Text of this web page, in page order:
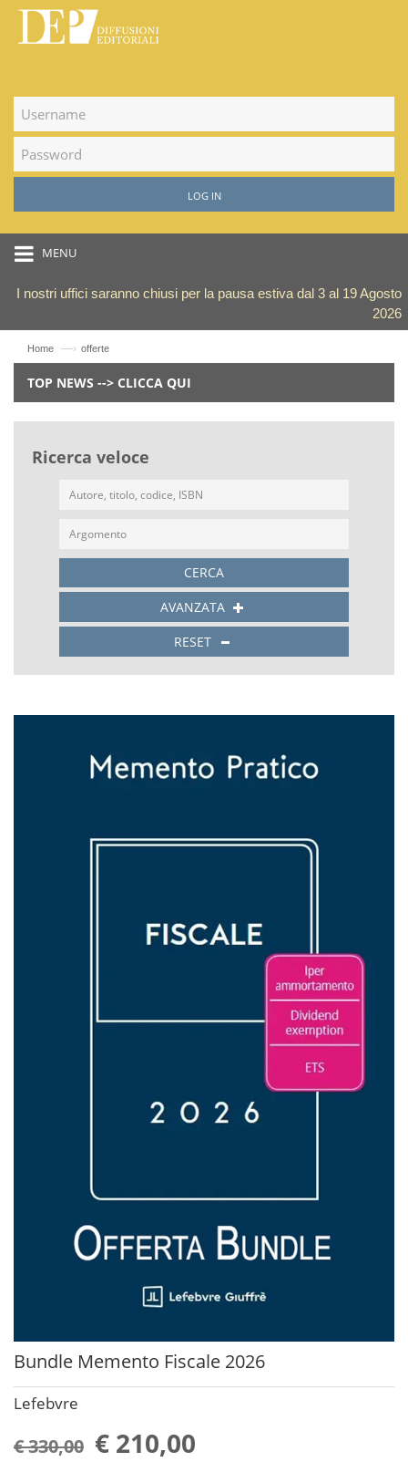
LOG IN
MENU
I nostri uffici saranno chiusi per la pausa estiva dal 3 al 19 Agosto
2026
Home —› offerte
TOP NEWS --> CLICCA QUI
Ricerca veloce
CERCA
AVANZATA
RESET
Bundle Memento Fiscale 2026
Lefebvre
€ 330,00 € 210,00